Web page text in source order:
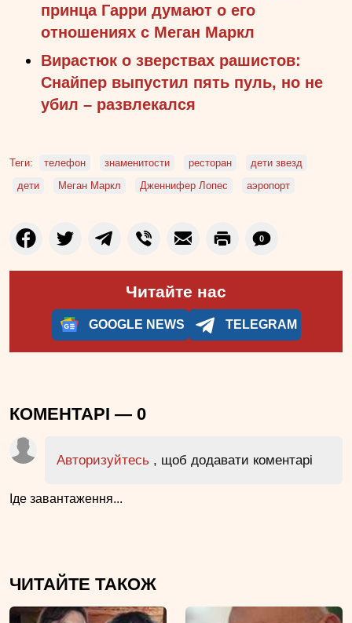
принца Гарри думают о его
отношениях с Меган Маркл
Вирастюк о зверствах рашистов:
Снайпер выпустил пять пуль, но не
убил – развлекался
Теги: телефон знаменитости ресторан
дети звезд
дети
Меган Маркл Дженнифер Лопес аэропорт
0
Читайте нас
GOOGLE NEWS TELEGRAM
КОМЕНТАРІ — 0
Авторизуйтесь , щоб додавати коментарі
Іде завантаження...
ЧИТАЙТЕ ТАКОЖ